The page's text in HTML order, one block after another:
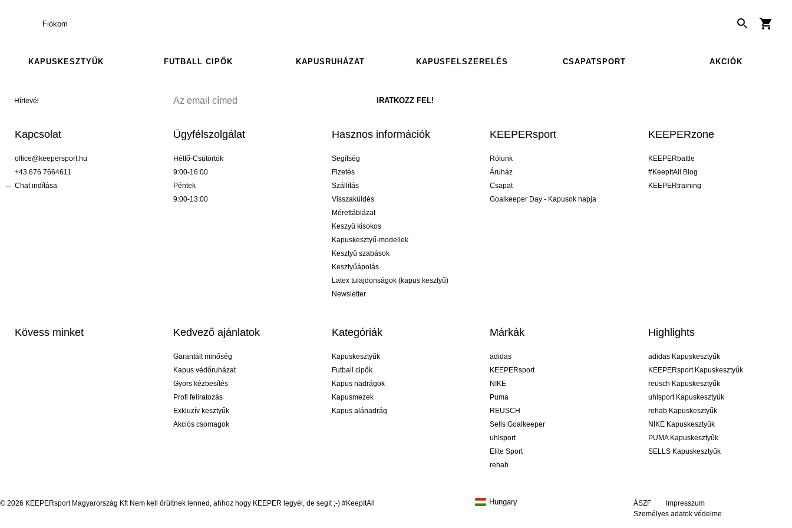
Fiókom
KAPUSKESZTYŰK FUTBALL CIPŐK KAPUSRUHÁZAT KAPUSFELSZERELÉS CSAPATSPORT AKCIÓK
Hírlevél
Kapcsolat
office@keepersport.hu
+43 676 7664611
Chat indítása
Ügyfélszolgálat
Hétfő-Csütörtök
9:00-16:00
Péntek
9:00-13:00
Hasznos információk
Segítség
Fizetés
Szállítás
Visszaküldés
Mérettáblázat
Keszyű kisokos
Kapuskesztyű-modellek
Kesztyű szabások
Kesztyűápolás
Latex tulajdonságok (kapus kesztyű)
Newsletter
KEEPERsport
Rólunk
Áruház
Csapat
Goalkeeper Day - Kapusok napja
KEEPERzone
KEEPERbattle
#KeepItAll Blog
KEEPERtraining
Kövess minket Kedvező ajánlatok
Garantált minőség
Kapus védőruházat
Gyors kézbesítés
Profi feliratozás
Exkluzív kesztyűk
Akciós csomagok
Kategóriák
Kapuskesztyűk
Futball cipők
Kapus nadrágok
Kapusmezek
Kapus alánadrág
Márkák
adidas
KEEPERsport
NIKE
Puma
REUSCH
Sells Goalkeeper
uhlsport
Elite Sport
rehab
Highlights
adidas Kapuskesztyűk
KEEPERsport Kapuskesztyűk
reusch Kapuskesztyűk
uhlsport Kapuskesztyűk
rehab Kapuskesztyűk
NIKE Kapuskesztyűk
PUMA Kapuskesztyűk
SELLS Kapuskesztyűk
© 2026 KEEPERsport Magyarország Kft Nem kell őrültnek lenned, ahhoz hogy KEEPER legyél, de segít ;-) #KeepItAll ÁSZF
Impresszum
Személyes adatok védelme
Hungary